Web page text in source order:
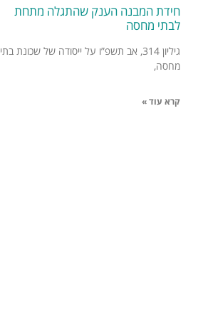
חידת המבנה הענק שהתגלה מתחת
לבתי מחסה
גיליון 314, אב תשפ”ו על ייסודה של שכונת בתי
מחסה,
קרא עוד »